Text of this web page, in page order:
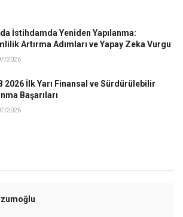
İstihdamda Yeniden Yapılanma:
Artırma Adımları ve Yapay Zeka Vurgu
2026
2026 İlk Yarı Finansal ve Sürdürülebilir
Başarıları
2026